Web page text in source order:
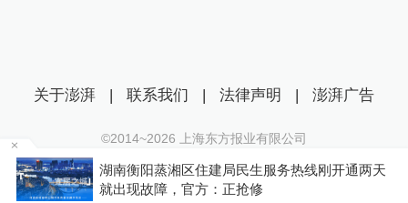
湖南衡阳蒸湘区住建局民生服务热线刚开通两天
就出现故障，官方：正抢修
关于澎湃 | 联系我们 | 法律声明 | 澎湃广告
©2014~2026 上海东方报业有限公司
沪ICP证：沪B2-20170116 | 沪ICP备14003370号
互联网新闻信息服务许可证：31120170006